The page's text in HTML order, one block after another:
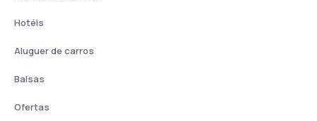
Hotéis
Aluguer de carros
Balsas
Ofertas